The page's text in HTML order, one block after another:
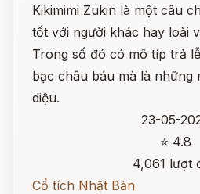
Kikimimi Zukin là một câu
tốt với người khác hay loài
Trong số đó có mô típ trả
bạc châu báu mà là những
diệu.
23-05-
⭐ 4.8
4,061 lượt
Cổ tích Nhật Bản